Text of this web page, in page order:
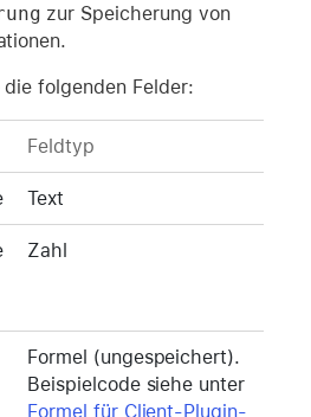
zur Speicherung von
die folgenden Felder:
Feldtyp
Text
Zahl
Formel (ungespeichert).
Beispielcode siehe unter
Formel für Client-Plugin-